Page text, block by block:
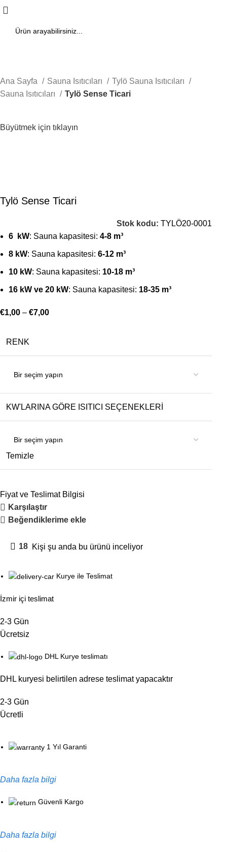
Ana Sayfa Sauna Isıtıcıları
Tylö Sauna Isıtıcıları
Sauna Isıtıcıları
Tylö Sense Ticari
Büyütmek için tıklayın
Tylö Sense Ticari
Stok kodu:TYLÖ20-0001
6 kW: Sauna kapasitesi:4-8 m³
8 kW: Sauna kapasitesi:6-12 m³
10 kW: Sauna kapasitesi: 10-18 m³
16 kW ve 20 kW: Sauna kapasitesi: 18-35 m³
€1,00 –€7,00
RENK
KW'LARINA GÖRE ISITICI SEÇENEKLERI
Temizle
Fiyat ve Teslimat Bilgisi
Karşılaştır
Beğendiklerime ekle
18 Kişi şu anda bu ürünü inceliyor
Kurye ile Teslimat
İzmir içi teslimat
2-3 Gün
Ücretsiz
DHL Kurye teslimatı
DHL kuryesi belirtilen adrese teslimat yapacaktır
2-3 Gün
Ücretli
1 Yıl Garanti
Daha fazla bilgi
Güvenli Kargo
Daha fazla bilgi